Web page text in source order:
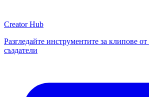
Creator Hub
Разгледайте инструментите за клипове
създатели